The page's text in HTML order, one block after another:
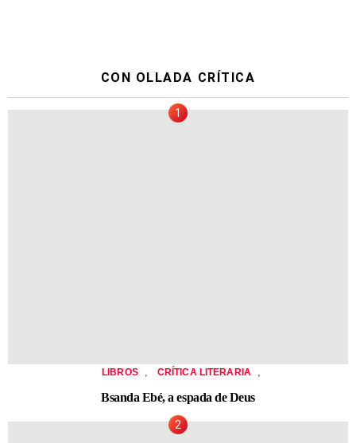
CON OLLADA CRÍTICA
LIBROS CRÍTICA LITERARIA
Bsanda Ebé, a espada de Deus